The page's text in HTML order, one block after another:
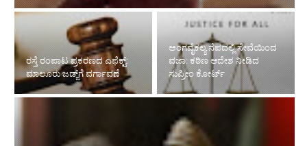
ರಸ್ತೆ ರಂಪಾಟ ಪ್ರಕರಣದ ಎಫೆಕ್ಟ್‌:
ಮಾಲೂರು ಜಡ್ಜ್‌ಗೆ ವರ್ಗಾವಣೆ
ಅಂಗವೈಕಲ್ಯ ನೆಪದಲ್ಲಿ ಸೇವೆಯಿಂದ
ವಜಾ: ಕಠಿಣ ಆದೇಶ ನೀಡಿದ
ಸುಪ್ರೀಂ ಕೋರ್ಟ್‌